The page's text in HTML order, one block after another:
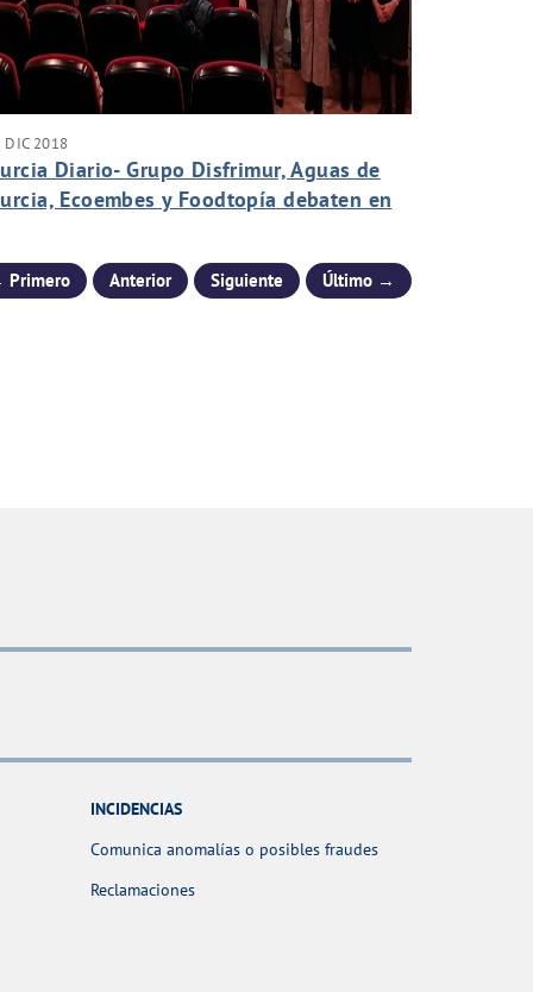
DIC 2018
Diario- Grupo Disfrimur, Aguas de
Ecoembes y Foodtopía debaten en
climático
Anterior Siguiente Último →
INCIDENCIAS
Comunica anomalías o posibles fraudes
Reclamaciones